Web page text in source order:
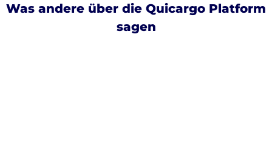
Was andere über die Quicargo Platform
sagen